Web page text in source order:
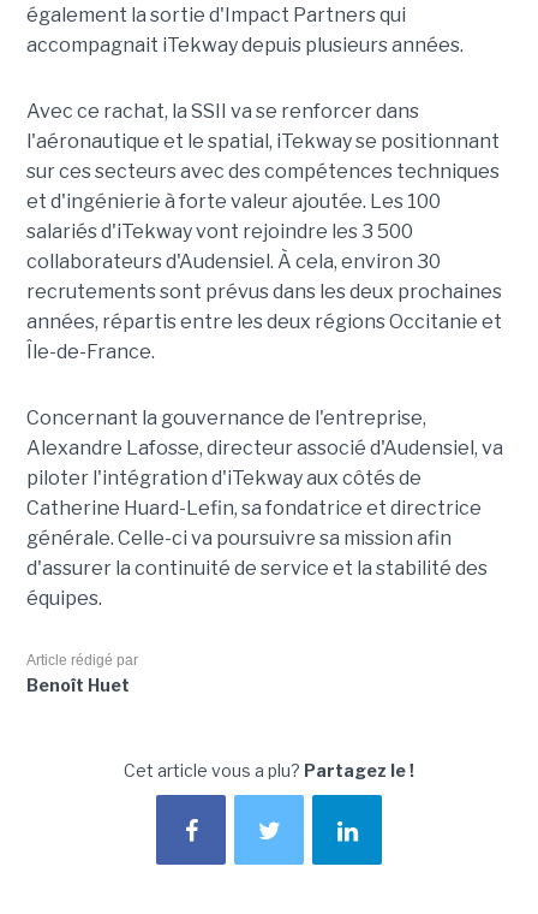
également la sortie d'Impact Partners qui
accompagnait iTekway depuis plusieurs années.
Avec ce rachat, la SSII va se renforcer dans
l'aéronautique et le spatial, iTekway se positionnant
sur ces secteurs avec des compétences techniques
et d'ingénierie à forte valeur ajoutée. Les 100
salariés d'iTekway vont rejoindre les 3 500
collaborateurs d'Audensiel. À cela, environ 30
recrutements sont prévus dans les deux prochaines
années, répartis entre les deux régions Occitanie et
Île-de-France.
Concernant la gouvernance de l'entreprise,
Alexandre Lafosse, directeur associé d'Audensiel, va
piloter l'intégration d'iTekway aux côtés de
Catherine Huard-Lefin, sa fondatrice et directrice
générale. Celle-ci va poursuivre sa mission afin
d'assurer la continuité de service et la stabilité des
équipes.
Article rédigé par
Benoît Huet
Cet article vous a plu? Partagez le !